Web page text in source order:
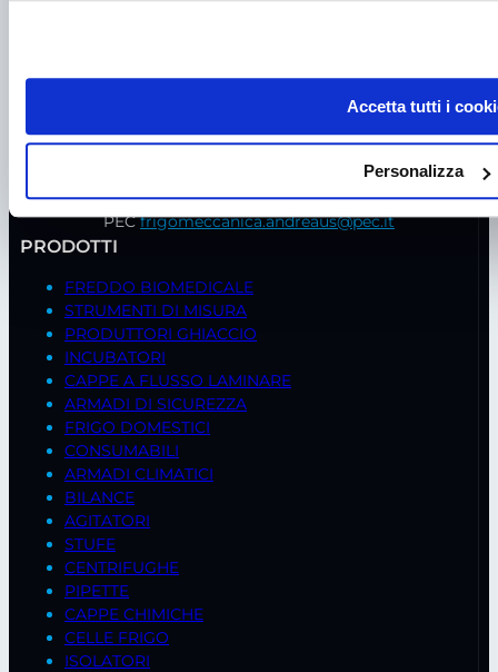
Accetta tutti i
Personalizza
viale Germania, 5
35020 – Ponte S. Nicolò (PD)
Fax +39 049 8802487
Mailfrigomeccanica@andreaus.com
PECfrigomeccanica.andreaus@pec.it
PRODOTTI
FREDDO BIOMEDICALE
STRUMENTI DI MISURA
PRODUTTORI GHIACCIO
INCUBATORI
CAPPE A FLUSSO LAMINARE
ARMADI DI SICUREZZA
FRIGO DOMESTICI
CONSUMABILI
ARMADI CLIMATICI
BILANCE
AGITATORI
STUFE
CENTRIFUGHE
PIPETTE
CAPPE CHIMICHE
CELLE FRIGO
ISOLATORI